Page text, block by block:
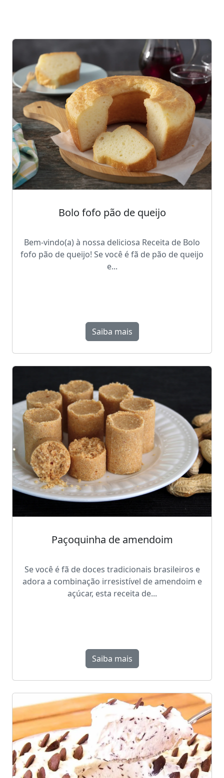
Bolo fofo pão de queijo
Bem-vindo(a) à nossa deliciosa Receita de Bolo
fofo pão de queijo! Se você é fã de pão de queijo
e...
Saiba mais
Paçoquinha de amendoim
Se você é fã de doces tradicionais brasileiros e
adora a combinação irresistível de amendoim e
açúcar, esta receita de...
Saiba mais